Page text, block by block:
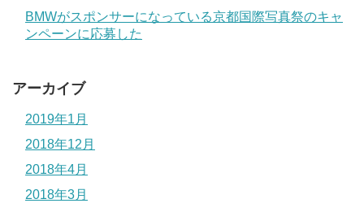
BMWがスポンサーになっている京都国際写真祭のキャ
ンペーンに応募した
アーカイブ
2019年1月
2018年12月
2018年4月
2018年3月